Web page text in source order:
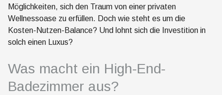
Möglichkeiten, sich den Traum von einer privaten
Wellnessoase zu erfüllen. Doch wie steht es um die
Kosten-Nutzen-Balance? Und lohnt sich die Investition in
solch einen Luxus?
Was macht ein High-End-
Badezimmer aus?